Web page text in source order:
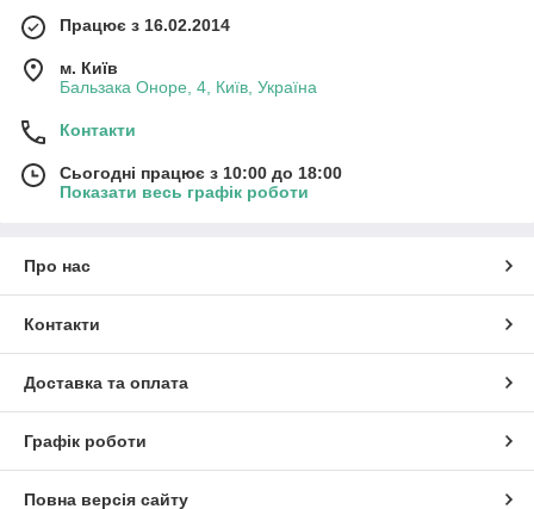
Працює з 16.02.2014
м. Київ
Бальзака Оноре, 4, Київ, Україна
Контакти
Сьогодні працює з 10:00 до 18:00
Показати весь графік роботи
Про нас
Контакти
Доставка та оплата
Графік роботи
Повна версія сайту